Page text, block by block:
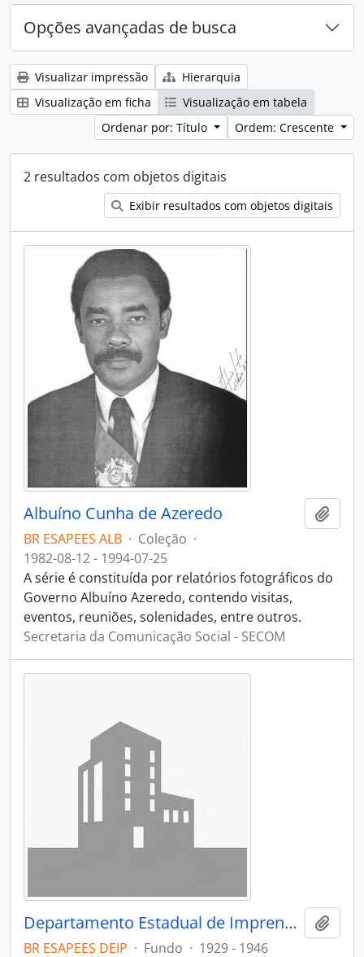
Opções avançadas de busca
Visualizar impressão
Hierarquia
Visualização em ficha
Visualização em tabela
Ordenar por: Título
Ordem: Crescente
2 resultados com objetos digitais
Exibir resultados com objetos digitais
Albuíno Cunha de Azeredo
BR ESAPEES ALB · Coleção ·
1982-08-12 - 1994-07-25
A série é constituída por relatórios fotográficos do
Governo Albuíno Azeredo, contendo visitas,
eventos, reuniões, solenidades, entre outros.
Secretaria da Comunicação Social - SECOM
Departamento Estadual de Imprensa e Propaganda
BR ESAPEES DEIP · Fundo · 1929 - 1946